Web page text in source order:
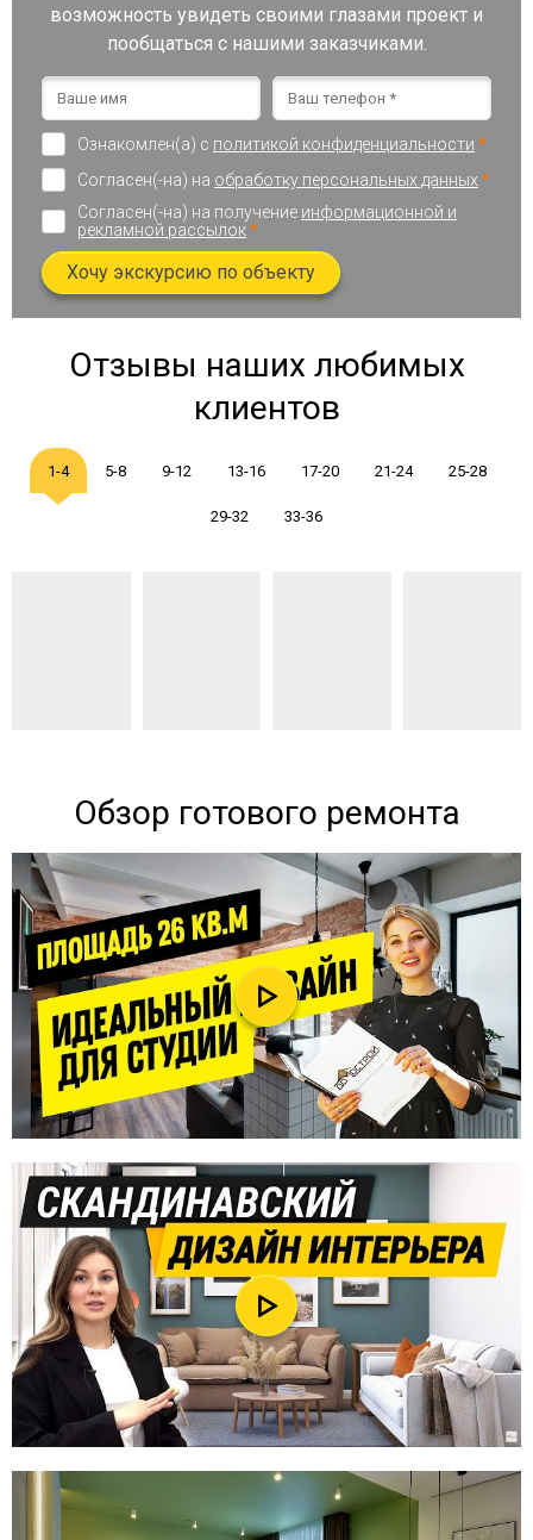
возможность увидеть своими глазами проект и
пообщаться с нашими заказчиками.
Ознакомлен(а) с политикой конфиденциальности *
Согласен(-на) на обработку персональных данных *
Согласен(-на) на получение информационной и
рекламной рассылок*
Хочу экскурсию по объекту
Отзывы наших любимых
клиентов
1-4 5-8 9-12 13-16 17-20 21-24 25-28
29-32 33-36
Обзор готового ремонта